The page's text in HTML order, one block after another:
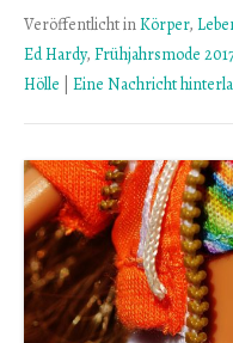
Veröffentlicht inKörper,
Ed Hardy, Frühjahrsmode
Hölle
Eine Nachricht